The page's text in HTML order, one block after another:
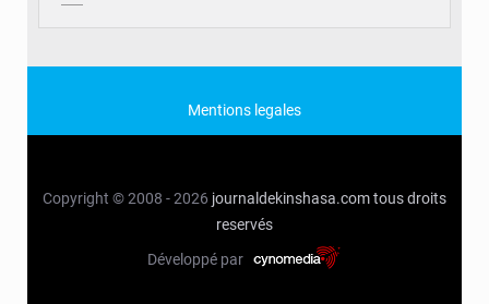
Mentions legales
Copyright © 2008 - 2026 journaldekinshasa.comtous droits
reservés
Développé par